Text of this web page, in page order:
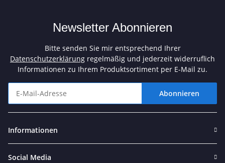
Newsletter Abonnieren
Bitte senden Sie mir entsprechend Ihrer
Datenschutzerklärung regelmäßig und jederzeit widerruflich
Informationen zu Ihrem Produktsortiment per E-Mail zu.
Abonnieren
Informationen
Social Media